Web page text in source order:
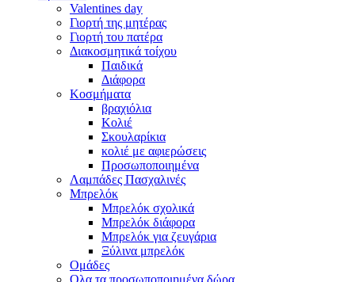
Valentines day
Γιορτή της μητέρας
Γιορτή του πατέρα
Διακοσμητικά τοίχου
Παιδικά
Διάφορα
Κοσμήματα
βραχιόλια
Kολιέ
Σκουλαρίκια
κολιέ με αφιερώσεις
Προσωποποιημένα
Λαμπάδες Πασχαλινές
Μπρελόκ
Μπρελόκ σχολικά
Μπρελόκ διάφορα
Μπρελόκ για ζευγάρια
Ξύλινα μπρελόκ
Ομάδες